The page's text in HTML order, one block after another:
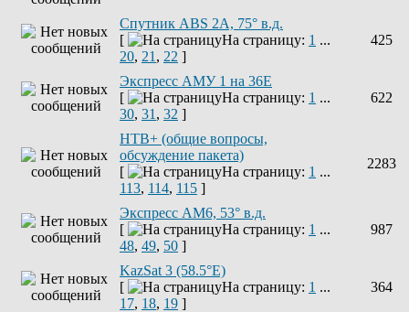
Спутник ABS 2A, 75° в.д.
[
На страницу: 1 ...
20, 21 , 22 ]
425
Экспресс АМУ 1 на 36Е
[
На страницу: 1 ...
30, 31 , 32 ]
622
НТВ+ (общие вопросы,
обсуждение пакета)
[
На страницу: 1 ...
113, 114, 115 ]
2283
Экспресс AM6, 53° в.д.
[
На страницу: 1 ...
48, 49, 50 ]
987
KazSat 3 (58.5°E)
[
На страницу: 1 ...
17, 18, 19 ]
364